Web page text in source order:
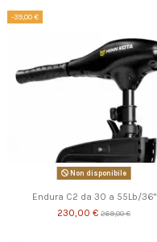
-39,00 €
Non disponibile
Endura C2 da 30 a 55Lb/36"
230,00 € 269,00 €